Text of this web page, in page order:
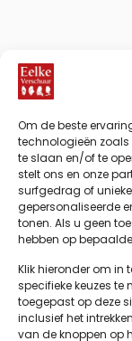
Om de beste
technologieën
te slaan en/of te
stelt ons en onze
surfgedrag of unieke
gepersonaliseerde
tonen. Als u geen
hebben op
Klik hieronder om in
specifieke keuzes te
toegepast op deze
inclusief het
van de knoppen op